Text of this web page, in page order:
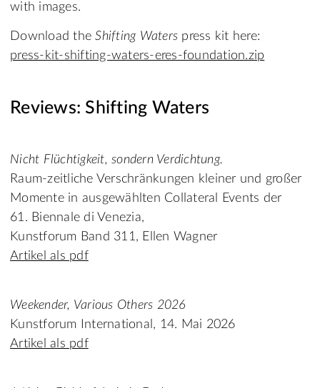
with images.
Download theShifting Waters press kit here:
press-kit-shifting-waters-eres-foundation.zip
Reviews: Shifting Waters
Nicht Flüchtigkeit, sondern Verdichtung.
Raum-zeitliche Verschränkungen kleiner und großer
Momente in ausgewählten Collateral Events der
61. Biennale di Venezia,
Kunstforum Band 311, Ellen Wagner
Artikel als pdf
Weekender, Various Others 2026
Kunstforum International, 14. Mai 2026
Artikel als pdf